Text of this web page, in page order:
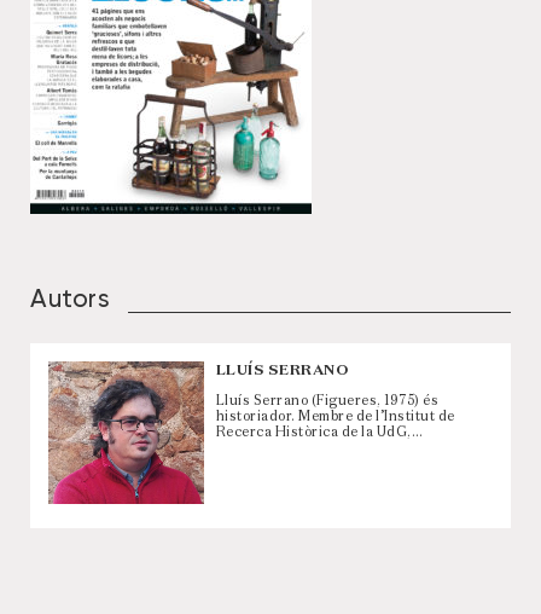
Autors
LLUÍS SERRANO
Lluís Serrano (Figueres, 1975) és
historiador. Membre de l’Institut de
Recerca Històrica de la UdG,…